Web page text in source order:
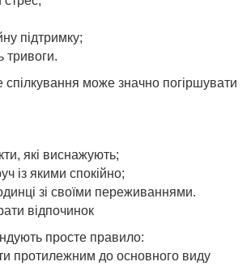
підтримку;
тривоги.
спілкування може значно погіршувати
які виснажують;
із якими спокійно;
зі своїми переживаннями.
відпочинок
просте правило:
протилежним до основного виду